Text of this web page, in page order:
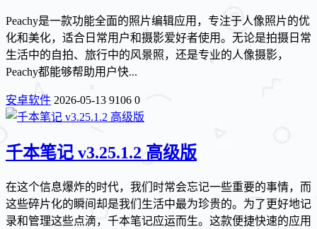
Peachy是一款功能全面的照片编辑应用，专注于人像照片的优
化和美化，适合日常用户和摄影爱好者使用。无论是拍摄日常
生活中的自拍、旅行中的风景照，还是专业的人像摄影，
Peachy都能够帮助用户快...
安卓软件 2026-05-13 9106 0
千本笔记 v3.25.1.2 高级版
在这个信息爆炸的时代，我们时常会忘记一些重要的事情，而
这些碎片化的瞬间却是我们生活中最为珍贵的。为了更好地记
录和管理这些点滴，千本笔记应运而生。这款便捷快速的应用